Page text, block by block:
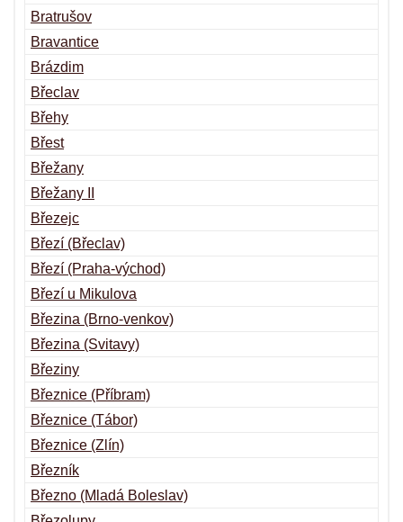
Bratrušov
Bravantice
Brázdim
Břeclav
Břehy
Břest
Břežany
Břežany II
Březejc
Březí (Břeclav)
Březí (Praha-východ)
Březí u Mikulova
Březina (Brno-venkov)
Březina (Svitavy)
Březiny
Březnice (Příbram)
Březnice (Tábor)
Březnice (Zlín)
Březník
Březno (Mladá Boleslav)